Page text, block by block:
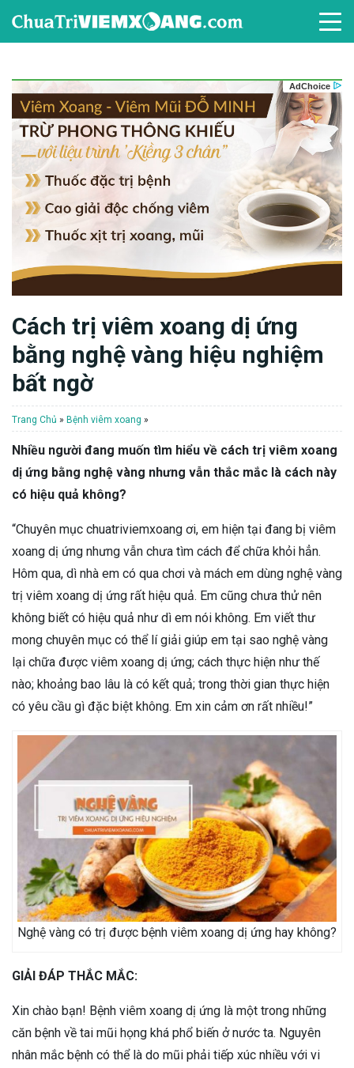
Cách trị viêm xoang dị ứng
bằng nghệ vàng hiệu nghiệm
bất ngờ
Trang Chủ » Bệnh viêm xoang »
Nhiều người đang muốn tìm hiểu về cách trị viêm xoang
dị ứng bằng nghệ vàng nhưng vẫn thắc mắc là cách này
có hiệu quả không?
“Chuyên mục chuatriviemxoang ơi, em hiện tại đang bị viêm
xoang dị ứng nhưng vẫn chưa tìm cách để chữa khỏi hẳn.
Hôm qua, dì nhà em có qua chơi và mách em dùng nghệ vàng
trị viêm xoang dị ứng rất hiệu quả. Em cũng chưa thử nên
không biết có hiệu quả như dì em nói không. Em viết thư
mong chuyên mục có thể lí giải giúp em tại sao nghệ vàng
lại chữa được viêm xoang dị ứng; cách thực hiện như thế
nào; khoảng bao lâu là có kết quả; trong thời gian thực hiện
có yêu cầu gì đặc biệt không. Em xin cảm ơn rất nhiều!”
Nghệ vàng có trị được bệnh viêm xoang dị ứng hay không?
GIẢI ĐÁP THẮC MẮC:
Xin chào bạn! Bệnh viêm xoang dị ứng là một trong những
căn bệnh về tai mũi họng khá phổ biến ở nước ta. Nguyên
nhân mắc bệnh có thể là do mũi phải tiếp xúc nhiều với vi